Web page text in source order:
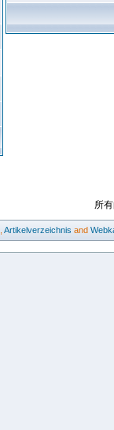
所
Artikelverzeichnis and